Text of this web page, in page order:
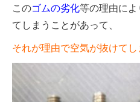
このゴムの劣化等の理由に
てしまうことがあって、
それが理由で空気が抜けて